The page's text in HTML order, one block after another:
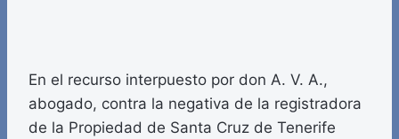
En el recurso interpuesto por don A. V. A.,
abogado, contra la negativa de la registradora
de la Propiedad de Santa Cruz de Tenerife